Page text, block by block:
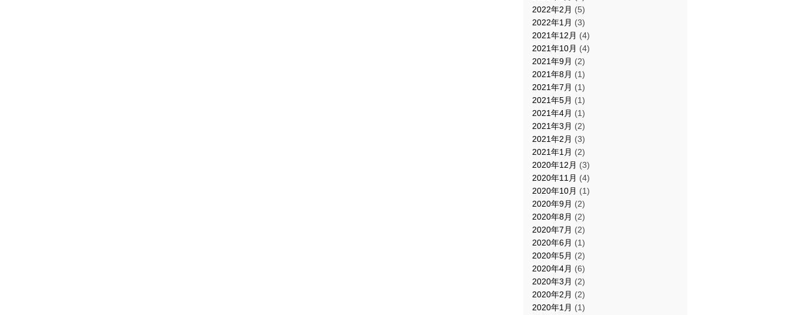
2022年2月 (5)
2022年1月 (3)
2021年12月 (4)
2021年10月 (4)
2021年9月 (2)
2021年8月 (1)
2021年7月 (1)
2021年5月 (1)
2021年4月 (1)
2021年3月 (2)
2021年2月 (3)
2021年1月 (2)
2020年12月 (3)
2020年11月 (4)
2020年10月 (1)
2020年9月 (2)
2020年8月 (2)
2020年7月 (2)
2020年6月 (1)
2020年5月 (2)
2020年4月 (6)
2020年3月 (2)
2020年2月 (2)
2020年1月 (1)